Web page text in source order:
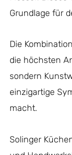
Grundlage für
Die
die höchsten
sondern
einzigartige
macht.
Solinger